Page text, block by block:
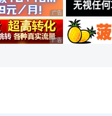
广告 商业广告，理性选择
广告 商业广告，理性选择